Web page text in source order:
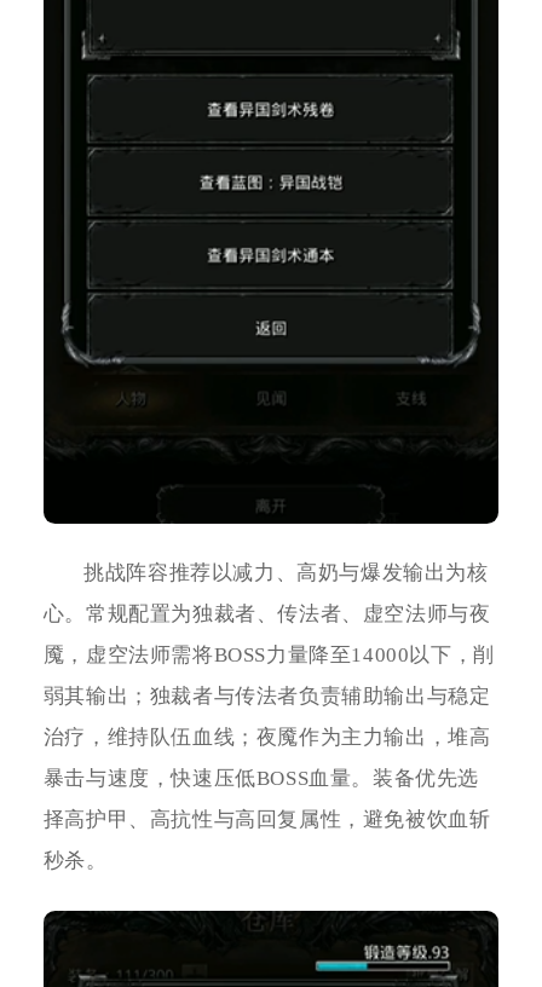
挑战阵容推荐以减力、高奶与爆发输出为核
心。常规配置为独裁者、传法者、虚空法师与夜
魇，虚空法师需将BOSS力量降至14000以下，削
弱其输出；独裁者与传法者负责辅助输出与稳定
治疗，维持队伍血线；夜魇作为主力输出，堆高
暴击与速度，快速压低BOSS血量。装备优先选
择高护甲、高抗性与高回复属性，避免被饮血斩
秒杀。